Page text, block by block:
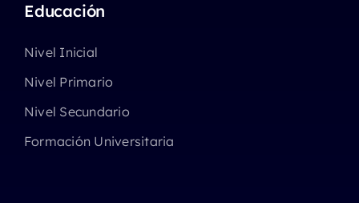
Educación
Nivel Inicial
Nivel Primario
Nivel Secundario
Formación Universitaria